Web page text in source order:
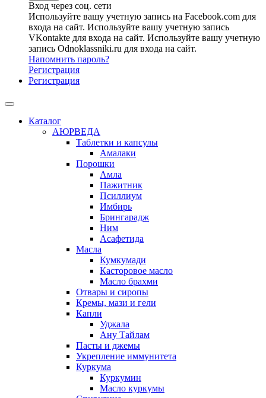
Вход через соц. сети
Используйте вашу учетную запись на Facebook.com для
входа на сайт. Используйте вашу учетную запись
VKontakte для входа на сайт. Используйте вашу учетную
запись Odnoklassniki.ru для входа на сайт.
Напомнить пароль?
Регистрация
Регистрация
Каталог
АЮРВЕДА
Таблетки и капсулы
Амалаки
Порошки
Амла
Пажитник
Псиллиум
Имбирь
Брингарадж
Ним
Асафетида
Масла
Кумкумади
Касторовое масло
Масло брахми
Отвары и сиропы
Кремы, мази и гели
Капли
Уджала
Ану Тайлам
Пасты и джемы
Укрепление иммунитета
Куркума
Куркумин
Масло куркумы